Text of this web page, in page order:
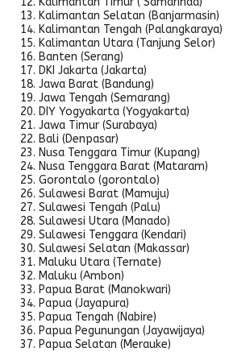
Kalimantan Selatan (Banjarmasin)
Kalimantan Tengah (Palangkaraya)
Kalimantan Utara (Tanjung Selor)
Banten (Serang)
DKI Jakarta (Jakarta)
Jawa Barat (Bandung)
Jawa Tengah (Semarang)
DIY Yogyakarta (Yogyakarta)
Jawa Timur (Surabaya)
Bali (Denpasar)
Nusa Tenggara Timur (Kupang)
Nusa Tenggara Barat (Mataram)
Gorontalo (gorontalo)
Sulawesi Barat (Mamuju)
Sulawesi Tengah (Palu)
Sulawesi Utara (Manado)
Sulawesi Tenggara (Kendari)
Sulawesi Selatan (Makassar)
Maluku Utara (Ternate)
Maluku (Ambon)
Papua Barat (Manokwari)
Papua (Jayapura)
Papua Tengah (Nabire)
Papua Pegunungan (Jayawijaya)
Papua Selatan (Merauke)